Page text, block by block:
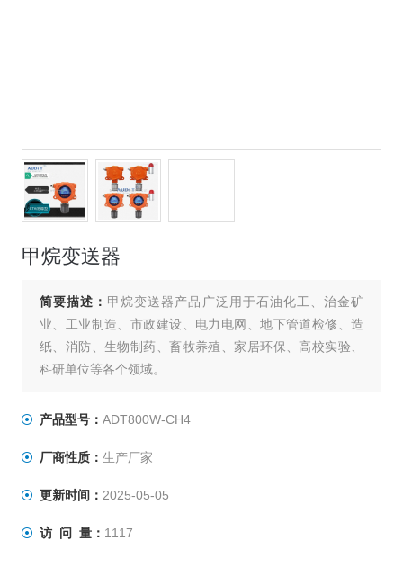
甲烷变送器
简要描述： 甲烷变送器产品广泛用于石油化工、治金矿
业、工业制造、市政建设、电力电网、地下管道检修、造
纸、消防、生物制药、畜牧养殖、家居环保、高校实验、
科研单位等各个领域。
产品型号： ADT800W-CH4
厂商性质： 生产厂家
更新时间： 2025-05-05
访 问 量： 1117